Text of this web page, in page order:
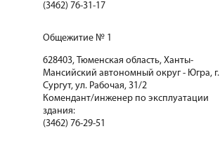
(3462) 76-31-17
Общежитие № 1
628403, Тюменская область, Ханты-
Мансийский автономный округ - Югра, г.
Сургут, ул. Рабочая, 31/2
Комендант/инженер по эксплуатации
здания:
(3462) 76-29-51